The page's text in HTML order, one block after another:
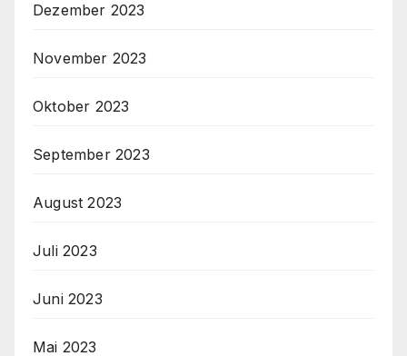
Dezember 2023
November 2023
Oktober 2023
September 2023
August 2023
Juli 2023
Juni 2023
Mai 2023